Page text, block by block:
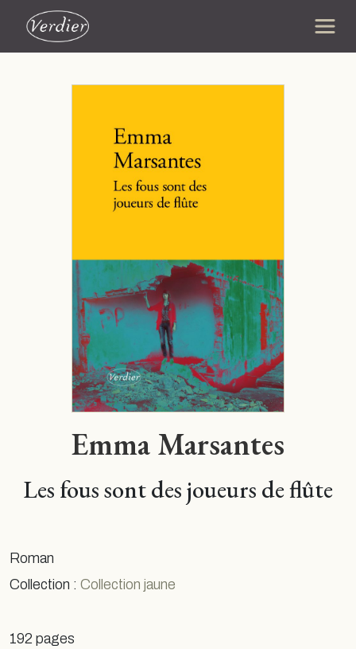
Emma Marsantes
Les fous sont des joueurs de flûte
Roman
Collection : Collection jaune
192 pages